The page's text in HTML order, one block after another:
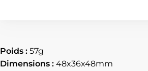
Poids : 57g
Dimensions : 48x36x48mm